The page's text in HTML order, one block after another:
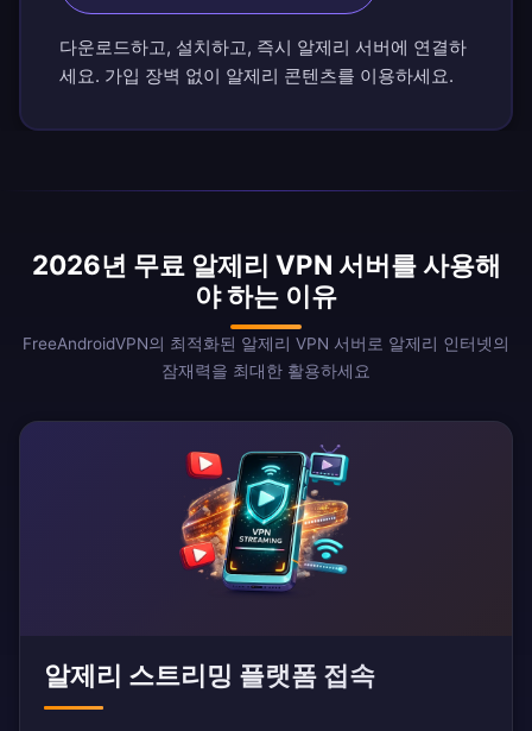
다운로드하고, 설치하고, 즉시 알제리 서버에 연결하
세요. 가입 장벽 없이 알제리 콘텐츠를 이용하세요.
2026년 무료 알제리 VPN 서버를 사용해
야 하는 이유
FreeAndroidVPN의 최적화된 알제리 VPN 서버로 알제리 인터넷의
잠재력을 최대한 활용하세요
알제리 스트리밍 플랫폼 접속